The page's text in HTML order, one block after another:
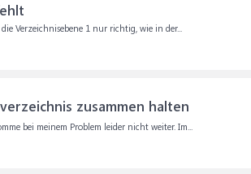
Verzeichnisebene 1 nur richtig, wie in der...
zusammen halten
bei meinem Problem leider nicht weiter. Im...